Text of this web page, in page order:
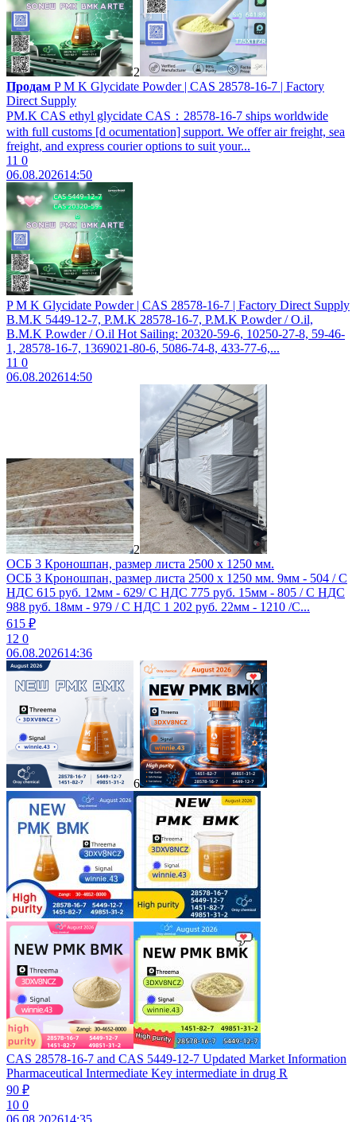
2
Продам P M K Glycidate Powder | CAS 28578-16-7 | Factory
Direct Supply
PM.K CAS ethyl glycidate CAS：28578-16-7 ships worldwide
with full customs [d ocumentation] support. We offer air freight, sea
freight, and express courier options to suit your...
11 0
06.08.202614:50
P M K Glycidate Powder | CAS 28578-16-7 | Factory Direct Supply
B.M.K 5449-12-7, P.M.K 28578-16-7, P.M.K P.owder / O.il,
B.M.K P.owder / O.il Hot Sailing: 20320-59-6, 10250-27-8, 59-46-
1, 28578-16-7, 1369021-80-6, 5086-74-8, 433-77-6,...
11 0
06.08.202614:50
2
ОСБ 3 Кроношпан, размер листа 2500 х 1250 мм.
ОСБ 3 Кроношпан, размер листа 2500 х 1250 мм. 9мм - 504 / С
НДС 615 руб. 12мм - 629/ С НДС 775 руб. 15мм - 805 / С НДС
988 руб. 18мм - 979 / С НДС 1 202 руб. 22мм - 1210 /С...
615 ₽
12 0
06.08.202614:36
6
CAS 28578-16-7 and CAS 5449-12-7 Updated Market Information
Pharmaceutical Intermediate Key intermediate in drug R
90 ₽
10 0
06.08.202614:35